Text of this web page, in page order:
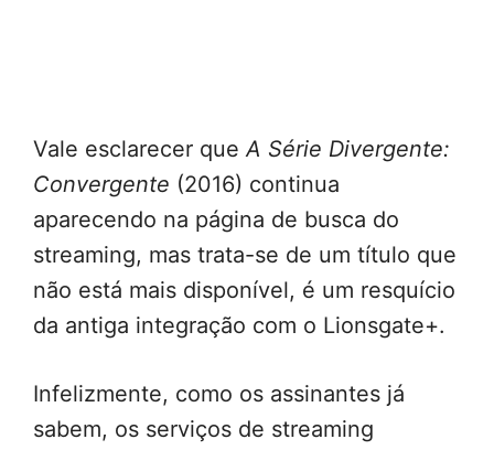
Vale esclarecer queA Série Divergente:
Convergente (2016) continua
aparecendo na página de busca do
streaming, mas trata-se de um título que
não está mais disponível, é um resquício
da antiga integração com o Lionsgate+.
Infelizmente, como os assinantes já
sabem, os serviços de streaming